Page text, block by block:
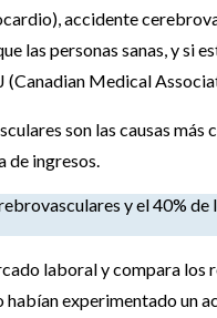
accidente
las personas sanas, y si
Medical
son las causas más
ingresos.
y el 40% de
laboral y compara los
experimentado un